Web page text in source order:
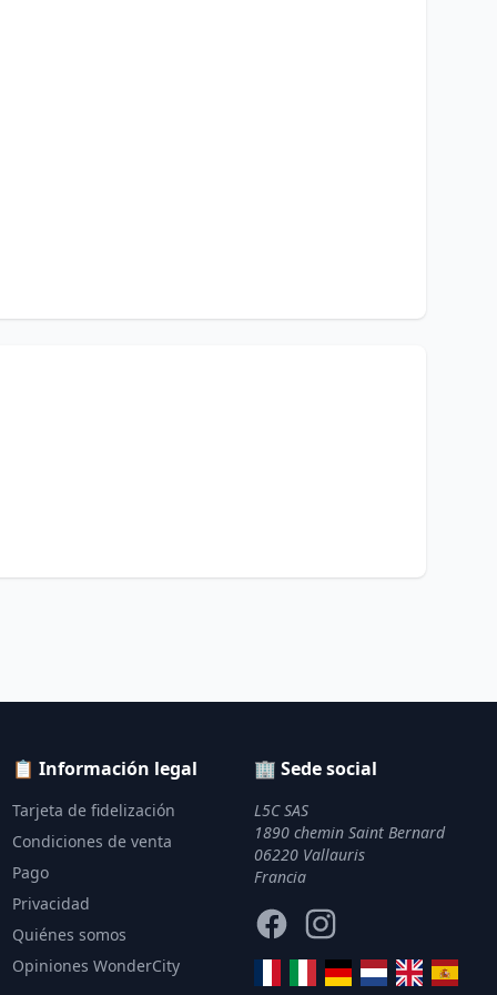
📋 Información legal
Tarjeta de fidelización
Condiciones de venta
Pago
Privacidad
Quiénes somos
Opiniones WonderCity
🏢 Sede social
L5C SAS
1890 chemin Saint Bernard
06220 Vallauris
Francia
FacebookInstagram